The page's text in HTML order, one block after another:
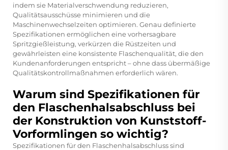
indem sie Materialverschwendung reduzieren,
Qualitätsausschüsse minimieren und die
Maschinenwechselzeiten optimieren. Genau definierte
Spezifikationen ermöglichen eine vorhersagbare
Spritzgießleistung, verkürzen die Rüstzeiten und
gewährleisten eine konsistente Flaschenqualität, die den
Kundenanforderungen entspricht – ohne dass übermäßige
Qualitätskontrollmaßnahmen erforderlich wären.
Warum sind Spezifikationen für
den Flaschenhalsabschluss bei
der Konstruktion von Kunststoff-
Vorformlingen so wichtig?
Spezifikationen für den Flaschenhalsabschluss sind